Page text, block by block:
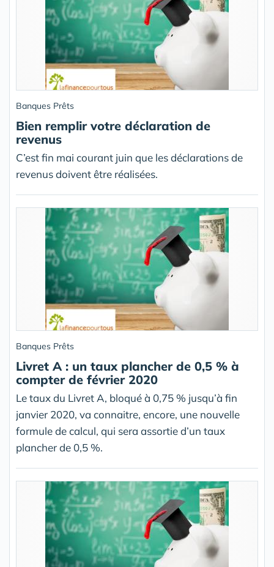
Banques Prêts
Bien remplir votre déclaration de
revenus
C’est fin mai courant juin que les déclarations de
revenus doivent être réalisées.
Banques Prêts
Livret A : un taux plancher de 0,5 % à
compter de février 2020
Le taux du Livret A, bloqué à 0,75 % jusqu’à fin
janvier 2020, va connaitre, encore, une nouvelle
formule de calcul, qui sera assortie d’un taux
plancher de 0,5 %.